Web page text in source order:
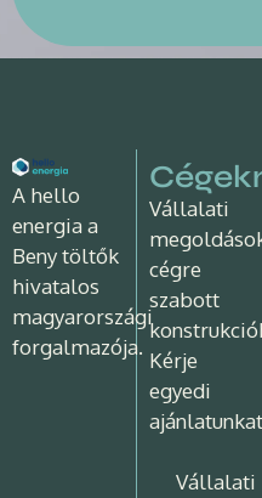
A hello
energia a
Beny töltők
hivatalos
magyarországi
forgalmazója.
Vállalati
cégre
szabott
Kérje
egyedi
Vállalati